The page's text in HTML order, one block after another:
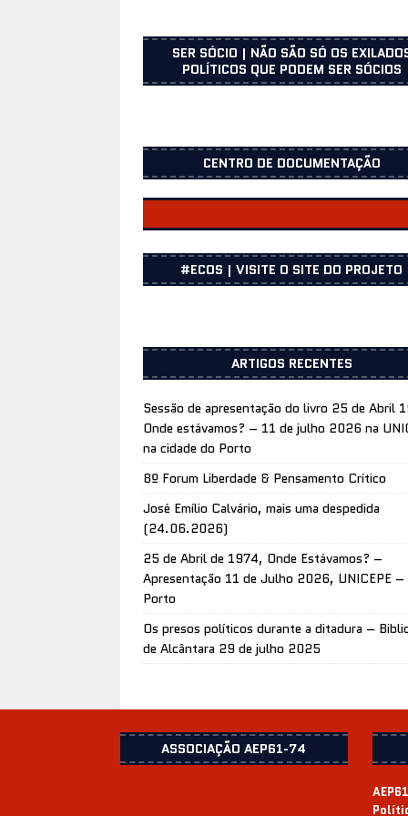
SER SÓCIO | NÃO SÃO SÓ OS
POLÍTICOS QUE PODEM SER SÓCIOS
CENTRO DE DOCUMENTAÇÃO
CENTRO DOCUMENTAÇÃO
#ECOS | VISITE O SITE DO PROJETO
ARTIGOS RECENTES
Sessão de apresentação do livro 25 de Abril
Onde estávamos? – 11 de julho 2026 na
na cidade do Porto
8º Forum Liberdade & Pensamento Crítico
José Emílio Calvário, mais uma despedida
(24.06.2026)
25 de Abril de 1974, Onde Estávamos? –
Apresentação 11 de Julho 2026, UNICEPE –
Porto
Os presos políticos durante a ditadura –
de Alcântara 29 de julho 2025
ASSOCIAÇÃO AEP61-74